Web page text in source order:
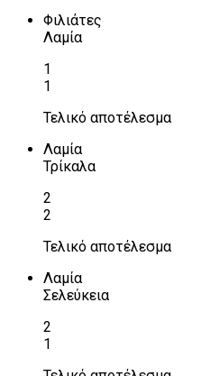
Φιλιάτες
Λαμία
1
1
Τελικό αποτέλεσμα
Λαμία
Τρίκαλα
2
2
Τελικό αποτέλεσμα
Λαμία
Σελεύκεια
2
1